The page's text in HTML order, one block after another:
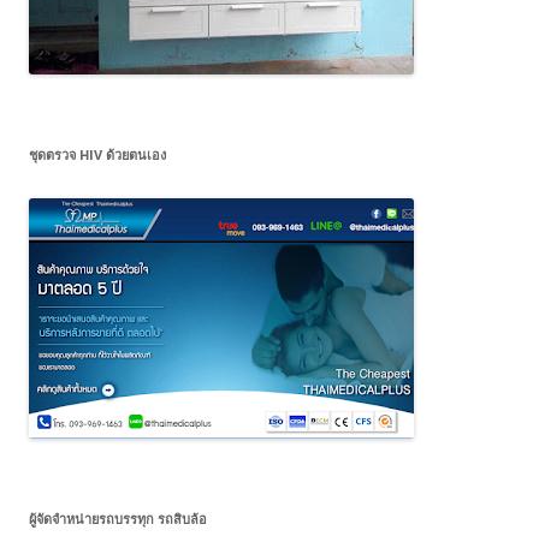
ชุดตรวจ HIV ด้วยตนเอง
ผู้จัดจำหน่ายรถบรรทุก รถสิบล้อ